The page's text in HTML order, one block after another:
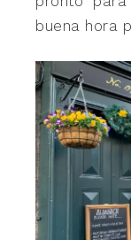
buena hora